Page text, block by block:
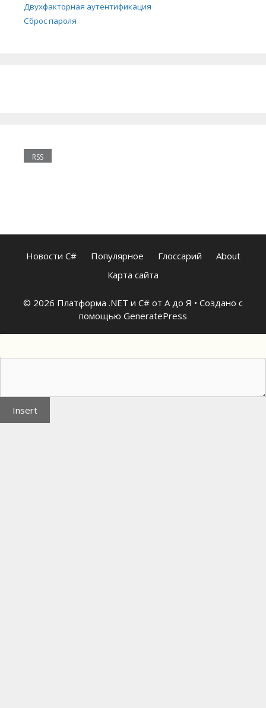
Двухфакторная аутентификация
Сброс пароля
RSS
Новости C# Популярное Глоссарий
About
Карта сайта
© 2026 Платформа .NET и C# от А до Я • Создано с
помощью GeneratePress
Insert